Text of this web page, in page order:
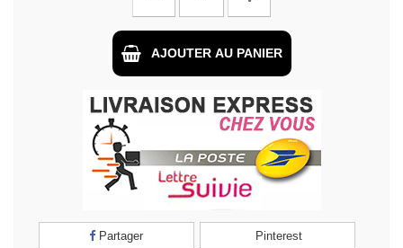
AJOUTER AU PANIER
Partager Pinterest